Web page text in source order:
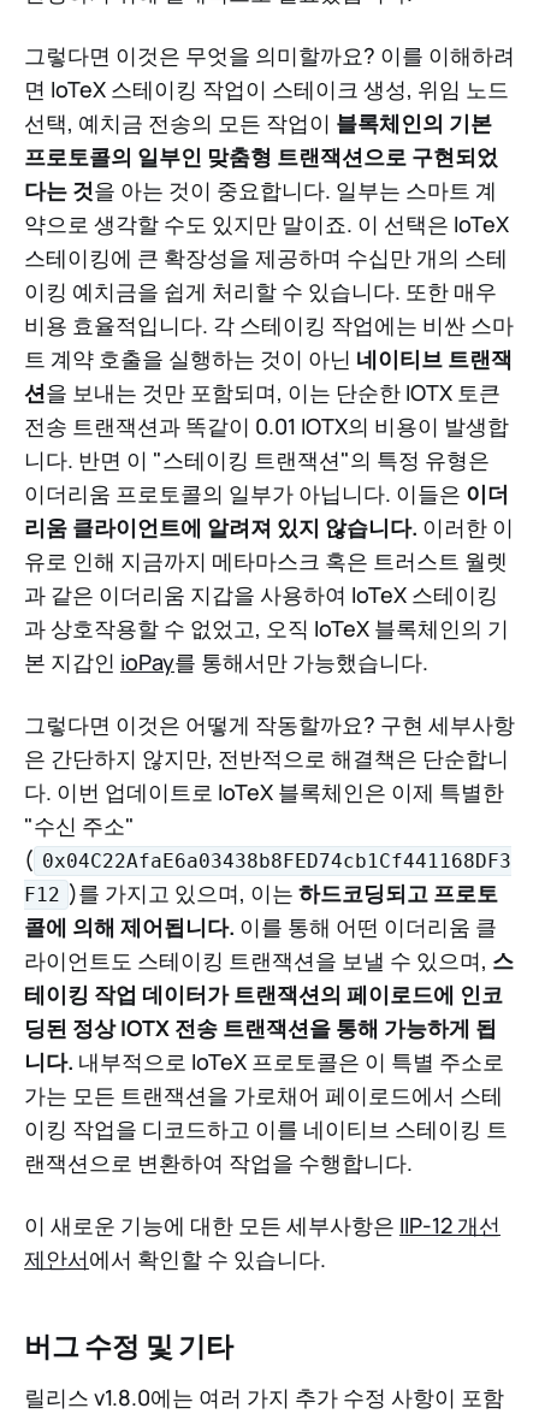
그렇다면 이것은 무엇을 의미할까요? 이를 이해하려
면 IoTeX 스테이킹 작업이 스테이크 생성, 위임 노드
선택, 예치금 전송의 모든 작업이 블록체인의 기본
프로토콜의 일부인 맞춤형 트랜잭션으로 구현되었
다는 것을 아는 것이 중요합니다. 일부는 스마트 계
약으로 생각할 수도 있지만 말이죠. 이 선택은 IoTeX
스테이킹에 큰 확장성을 제공하며 수십만 개의 스테
이킹 예치금을 쉽게 처리할 수 있습니다. 또한 매우
비용 효율적입니다. 각 스테이킹 작업에는 비싼 스마
트 계약 호출을 실행하는 것이 아닌 네이티브 트랜잭
션을 보내는 것만 포함되며, 이는 단순한 IOTX 토큰
전송 트랜잭션과 똑같이 0.01 IOTX의 비용이 발생합
니다. 반면 이 "스테이킹 트랜잭션"의 특정 유형은
이더리움 프로토콜의 일부가 아닙니다. 이들은 이더
리움 클라이언트에 알려져 있지 않습니다. 이러한 이
유로 인해 지금까지 메타마스크 혹은 트러스트 월렛
과 같은 이더리움 지갑을 사용하여 IoTeX 스테이킹
과 상호작용할 수 없었고, 오직 IoTeX 블록체인의 기
본 지갑인 ioPay를 통해서만 가능했습니다.
그렇다면 이것은 어떻게 작동할까요? 구현 세부사항
은 간단하지 않지만, 전반적으로 해결책은 단순합니
다. 이번 업데이트로 IoTeX 블록체인은 이제 특별한
"수신 주소"
( 0x04C22AfaE6a03438b8FED74cb1Cf441168DF3
F12 )를 가지고 있으며, 이는하드코딩되고 프로토
콜에 의해 제어됩니다. 이를 통해 어떤 이더리움 클
라이언트도 스테이킹 트랜잭션을 보낼 수 있으며, 스
테이킹 작업 데이터가 트랜잭션의 페이로드에 인코
딩된 정상 IOTX 전송 트랜잭션을 통해 가능하게 됩
니다. 내부적으로 IoTeX 프로토콜은 이 특별 주소로
가는 모든 트랜잭션을 가로채어 페이로드에서 스테
이킹 작업을 디코드하고 이를 네이티브 스테이킹 트
랜잭션으로 변환하여 작업을 수행합니다.
이 새로운 기능에 대한 모든 세부사항은 IIP-12 개선
제안서에서 확인할 수 있습니다.
버그 수정 및 기타
릴리스 v1.8.0에는 여러 가지 추가 수정 사항이 포함